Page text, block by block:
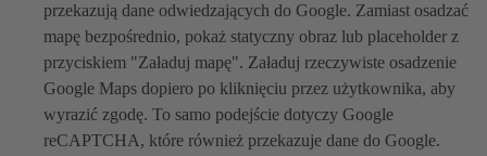
przekazują dane odwiedzających do Google. Zamiast osadzać
mapę bezpośrednio, pokaż statyczny obraz lub placeholder z
przyciskiem "Załaduj mapę". Załaduj rzeczywiste osadzenie
Google Maps dopiero po kliknięciu przez użytkownika, aby
wyrazić zgodę. To samo podejście dotyczy Google
reCAPTCHA, które również przekazuje dane do Google.